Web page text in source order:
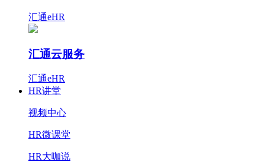
汇通eHR
汇通云服务
汇通eHR
HR讲堂
视频中心
HR微课堂
HR大咖说